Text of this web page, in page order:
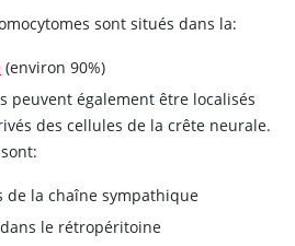
sont situés dans la:
(environ 90%)
peuvent également être localisés
des cellules de la crête neurale.
de la chaîne sympathique
le rétropéritoine